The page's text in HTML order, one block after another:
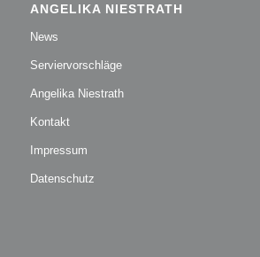
ANGELIKA NIESTRATH
News
Serviervorschläge
Angelika Niestrath
Kontakt
Impressum
Datenschutz